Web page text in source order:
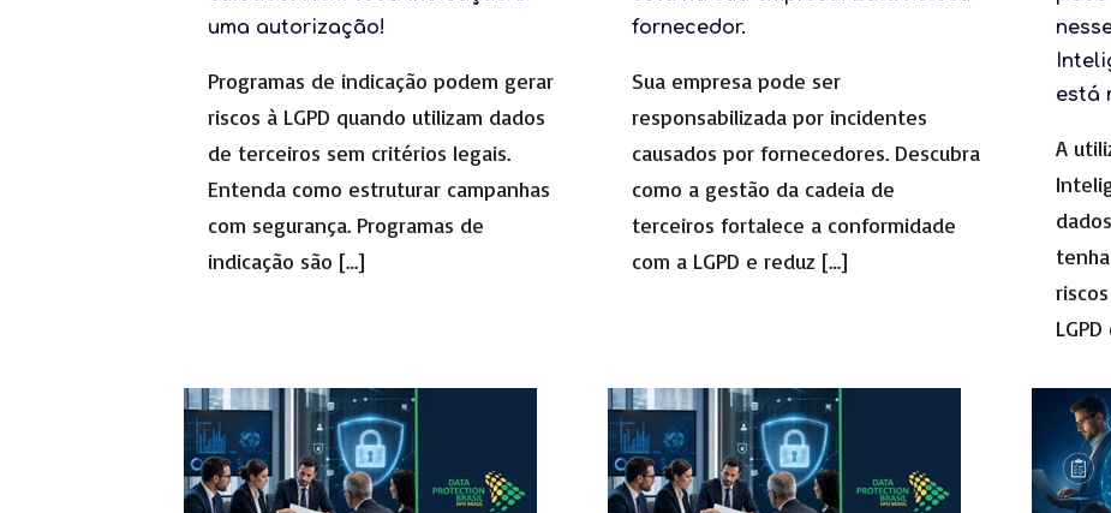
uma autorização!
Programas de indicação podem gerar
riscos à LGPD quando utilizam dados
de terceiros sem critérios legais.
Entenda como estruturar campanhas
com segurança. Programas de
indicação são […]
fornecedor.
Sua empresa pode ser
responsabilizada por incidentes
causados por fornecedores. Descubra
como a gestão da cadeia de
terceiros fortalece a conformidade
com a LGPD e reduz […]
está
A
LGPD